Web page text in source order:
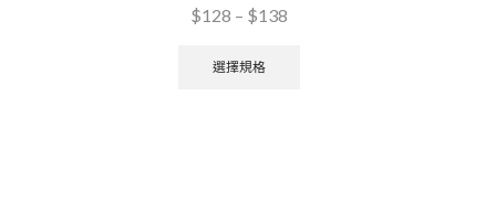
$128 – $138
選擇規格